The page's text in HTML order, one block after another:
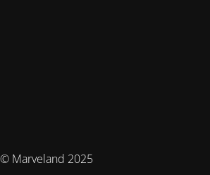
© Marveland 2025